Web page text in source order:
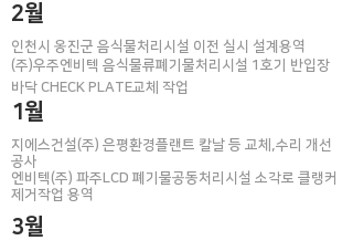
인천시 옹진군 음식물처리시설 이전 실시 설계용역
(주)우주엔비텍 음식물류폐기물처리시설 1호기 반입장
바닥 CHECK PLATE교체 작업
2월
지에스건설(주) 은평환경플랜트 칼날 등 교체,수리 개선
공사
​엔비텍(주) 파주LCD 폐기물공동처리시설 소각로 클랭커
제거작업 용역
1월
3월